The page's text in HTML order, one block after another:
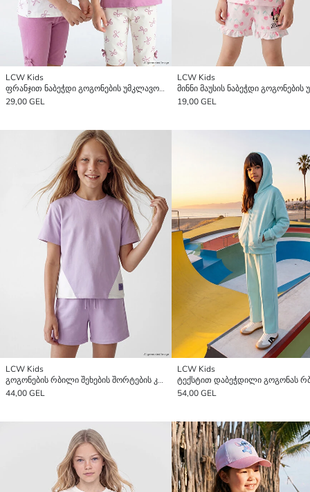
LCW Kids
ფრანჯით ნაბეჭდი გოგონების უმკლავო მაისური 2 შეკვრა
29,00 GEL
LCW Kids
19,00 GEL
LCW Kids
გოგონების რბილი შეხების შორტების კომპლექტი
44,00 GEL
LCW Kids
54,00 GEL